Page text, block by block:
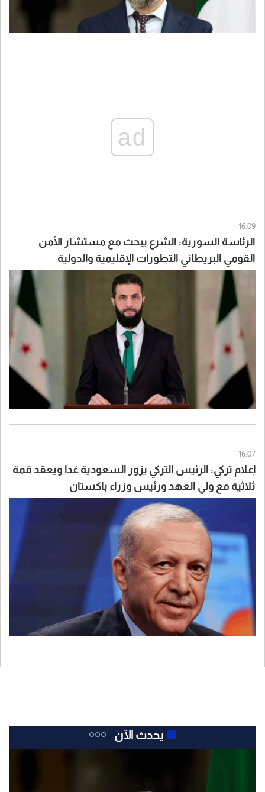
ad
16:09
الرئاسة السورية: الشرع يبحث مع مستشار الأمن
القومي البريطاني التطورات الإقليمية والدولية
16:07
إعلام تركي: الرئيس التركي يزور السعودية غدا ويعقد قمة
ثلاثية مع ولي العهد ورئيس وزراء باكستان
يحدث الآن